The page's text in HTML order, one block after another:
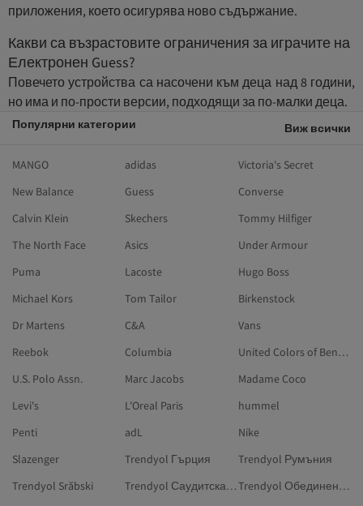
приложения, което осигурява ново съдържание.
Какви са възрастовите ограничения за играчите на
Електронен Guess?
Повечето устройства са насочени към деца над 8 години,
но има и по-прости версии, подходящи за по-малки деца.
Популярни категории Виж всички
MANGO adidas
Victoria's Secret
New Balance
Guess
Converse
Calvin Klein
Skechers
Tommy Hilfiger
The North Face
Asics
Under Armour
Puma
Lacoste
Hugo Boss
Michael Kors
Tom Tailor
Birkenstock
Dr Martens
C&A
Vans
Reebok
Columbia
United Colors of Benetton
U.S. Polo Assn.
Marc Jacobs
Madame Coco
Levi's
L'Oreal Paris
hummel
Penti
adL
Nike
Slazenger
Trendyol Гърция
Trendyol Румъния
Trendyol Srăbski
Trendyol Саудитска Арабия
Trendyol Обединени арабски емирства